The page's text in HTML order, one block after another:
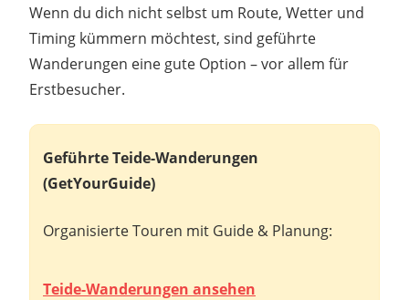
Wenn du dich nicht selbst um Route, Wetter und
Timing kümmern möchtest, sind geführte
Wanderungen eine gute Option – vor allem für
Erstbesucher.
Geführte Teide-Wanderungen
(GetYourGuide)
Organisierte Touren mit Guide & Planung:
Teide-Wanderungen ansehen